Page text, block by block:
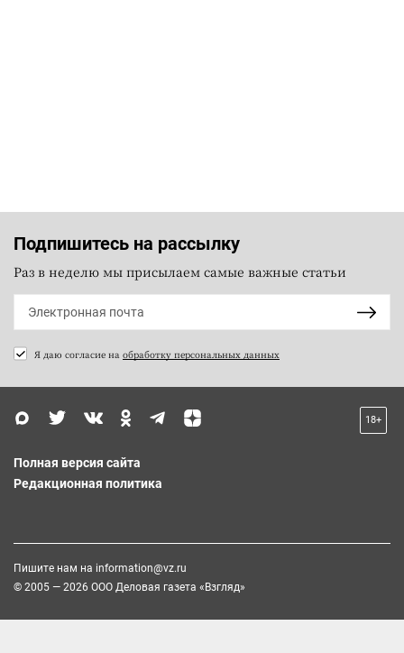
Подпишитесь на рассылку
Раз в неделю мы присылаем самые важные статьи
Я даю согласие на обработку персональных данных
18+
Полная версия сайта
Редакционная политика
Пишите нам на information@vz.ru
© 2005 — 2026 ООО Деловая газета «Взгляд»